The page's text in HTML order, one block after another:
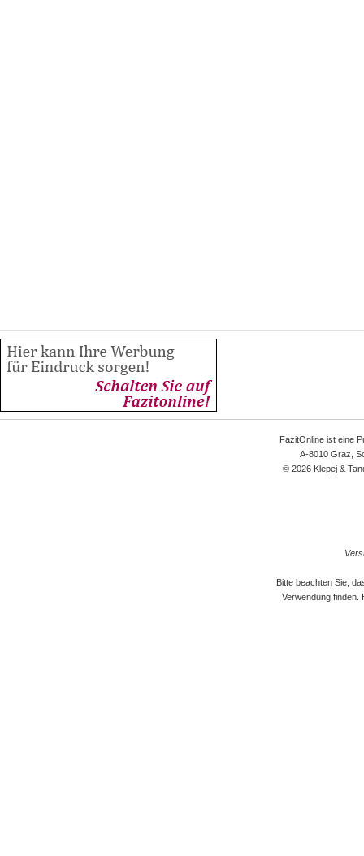
FazitOnline ist eine
A-8010 Graz,
© 2026 Klepej &
Bitte beachten Sie,
Verwendung finden.